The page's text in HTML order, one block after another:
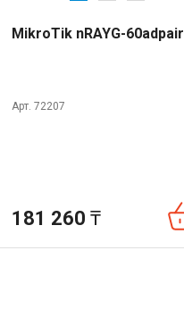
MikroTik nRAYG-60adpair
Арт. 72207
181 260 ₸